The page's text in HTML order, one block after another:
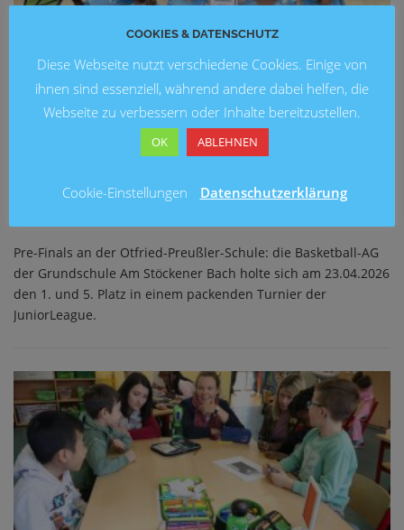
Pre-Finals an der Otfried-Preußler-Schule: die Basketball-AG
der Grundschule Am Stöckener Bach holte sich am 23.04.2026
den 1. und 5. Platz in einem packenden Turnier der
JuniorLeague.
COOKIES & DATENSCHUTZ
Diese Webseite nutzt verschiedene Cookies. Einige von
ihnen sind essenziell, während andere dabei helfen, die
Webseite zu verbessern oder Inhalte bereitzustellen.
OK ABLEHNEN
Cookie-Einstellungen Datenschutzerklärung